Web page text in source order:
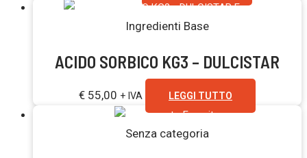
Esaurito
Ingredienti Base
ACIDO SORBICO KG3 – DULCISTAR
€ 55,00 + IVA LEGGI TUTTO
Esaurito
Senza categoria